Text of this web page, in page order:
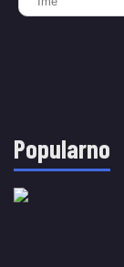
Popularno